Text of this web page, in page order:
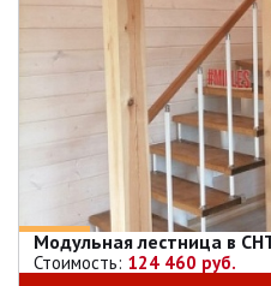
Модульная лестница в
Стоимость: 124 460 руб.